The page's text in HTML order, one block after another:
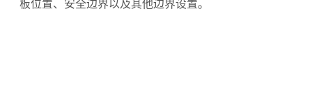
板位置、安全边界以及其他边界设置。